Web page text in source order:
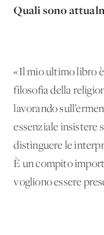
Quali sono
«Il mio ultimo libro
filosofia della
lavorando
essenziale insistere
distinguere le
È un compito
vogliono essere